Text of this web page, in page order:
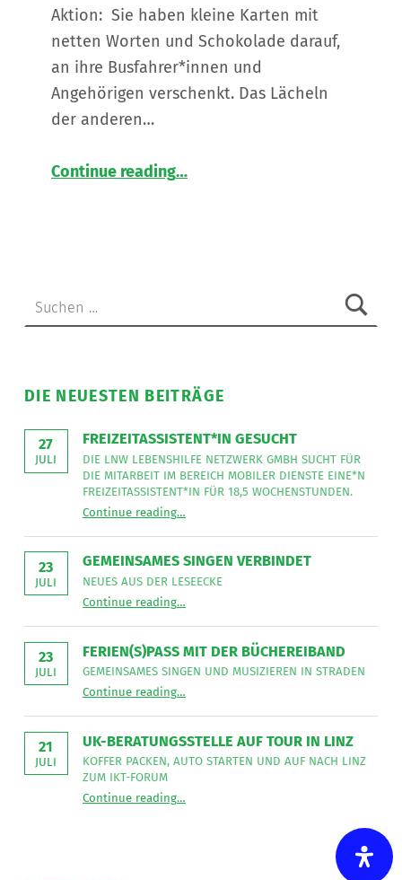
Aktion: Sie haben kleine Karten mit
netten Worten und Schokolade darauf,
an ihre Busfahrer*innen und
Angehörigen verschenkt. Das Lächeln
der anderen…
Continue reading„Glück ist das einzige, das sich verdoppelt, wenn man es teilt.“
Zum
…
DIE NEUESTEN BEITRÄGE
27
JULI
FREIZEITASSISTENT*IN GESUCHT
DIE LNW LEBENSHILFE NETZWERK GMBH SUCHT FÜR
DIE MITARBEIT IM BEREICH MOBILER DIENSTE EINE*N
FREIZEITASSISTENT*IN FÜR 18,5 WOCHENSTUNDEN.
Continue readingDie
Lebenshilfe
GmbH
für
die
Mitarbeit
im
Mobiler
eine*n
Freizeitassistent*in
für
…
23
JULI
GEMEINSAMES SINGEN VERBINDET
NEUES AUS DER LESEECKE
Continue readingNeues
der
”
…
23
JULI
FERIEN(S)PASS MIT DER BÜCHEREIBAND
GEMEINSAMES SINGEN UND MUSIZIEREN IN STRADEN
Continue readingGemeinsames
und
in
Straden
”
…
21
JULI
UK-BERATUNGSSTELLE AUF TOUR IN LINZ
KOFFER PACKEN, AUTO STARTEN UND AUF NACH LINZ
ZUM IKT-FORUM
Continue readingUK-Beratungsstelle auf Tour in Linz
Koffer
…